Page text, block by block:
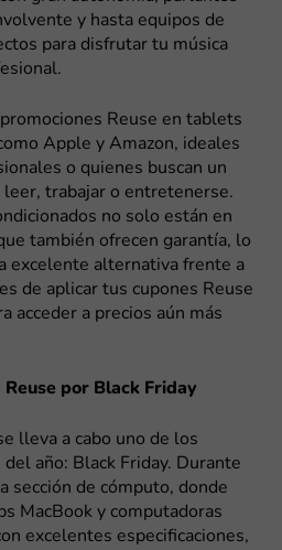
y hasta equipos de
para disfrutar tu música
Reuse en tablets
Apple y Amazon, ideales
o quienes buscan un
trabajar o entretenerse.
no solo están en
también ofrecen garantía, lo
excelente alternativa frente a
de aplicar tus cupones Reuse
acceder a precios aún más
por Black Friday
lleva a cabo uno de los
año: Black Friday. Durante
sección de cómputo, donde
MacBook y computadoras
excelentes especificaciones,